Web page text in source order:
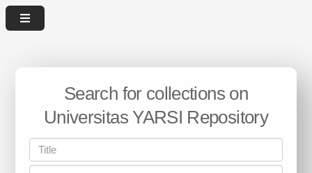
Search for collections on
Universitas YARSI Repository